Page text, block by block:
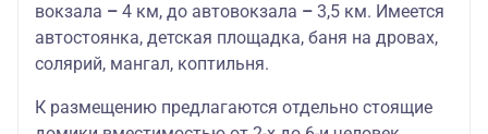
вокзала – 4 км, до автовокзала – 3,5 км. Имеется
автостоянка, детская площадка, баня на дровах,
солярий, мангал, коптильня.
К размещению предлагаются отдельно стоящие